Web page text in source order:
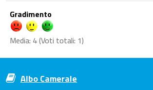
Gradimento
Media: 4(Voti totali: 1)
Albo Camerale